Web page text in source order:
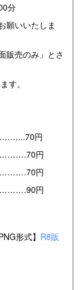
分
いいたしま
売のみ」とさ
す。
円
円
円
円
形式】 R8販